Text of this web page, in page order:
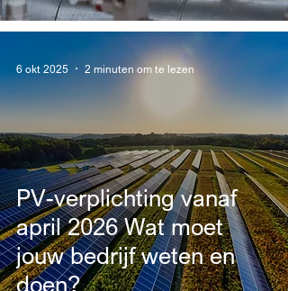
PV-verplichting vanaf
april 2026 Wat moet
jouw bedrijf weten en
doen?
6 okt 2025 2 minuten om te lezen